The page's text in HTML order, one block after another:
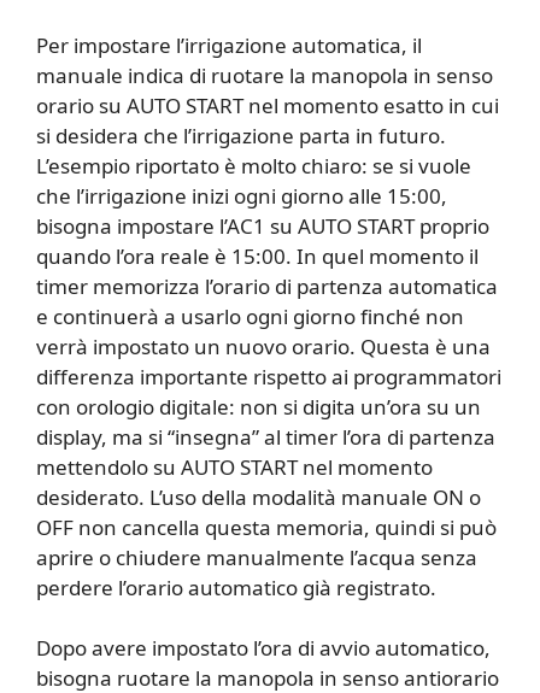
Per impostare l’irrigazione automatica, il
manuale indica di ruotare la manopola in senso
orario su AUTO START nel momento esatto in cui
si desidera che l’irrigazione parta in futuro.
L’esempio riportato è molto chiaro: se si vuole
che l’irrigazione inizi ogni giorno alle 15:00,
bisogna impostare l’AC1 su AUTO START proprio
quando l’ora reale è 15:00. In quel momento il
timer memorizza l’orario di partenza automatica
e continuerà a usarlo ogni giorno finché non
verrà impostato un nuovo orario. Questa è una
differenza importante rispetto ai programmatori
con orologio digitale: non si digita un’ora su un
display, ma si “insegna” al timer l’ora di partenza
mettendolo su AUTO START nel momento
desiderato. L’uso della modalità manuale ON o
OFF non cancella questa memoria, quindi si può
aprire o chiudere manualmente l’acqua senza
perdere l’orario automatico già registrato.
Dopo avere impostato l’ora di avvio automatico,
bisogna ruotare la manopola in senso antiorario